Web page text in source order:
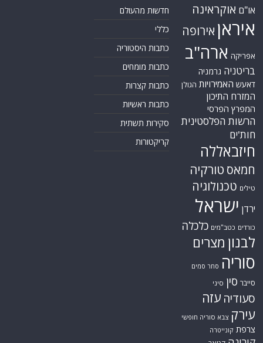
או"ם אוקראינה
איראן אירופה
אפריקה ארה"ב
בריטניה גרמניה
דאעש האמירויות הגולן
המזרח התיכון
המפרץ הפרסי
הרשות הפלסטינית
חות'ים
חיזבאללה
חמאס טורקיה
טילים טכנולוגיה
ירדן ישראל
כורדים כטב"מים כלכלה
לבנון מצרים
סוריה סחר סמים
סייבר סין סיני
סעודיה עזה
עירק צבא סוריה חופשי
צרפת קונייטרה
חדשות מהעולם
כללי
כתבות היסטוריה
כתבות מומחים
כתבות קצרות
כתבות ראשיות
סקירות תשתית
קריקטורות